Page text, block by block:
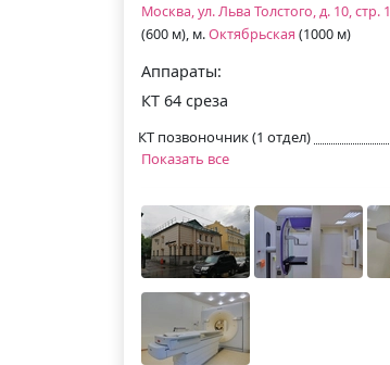
Москва, ул. Льва Толстого, д. 10, стр. 1
(600 м), м.Октябрьская (1000 м)
Аппараты:
КТ 64 среза
КТ позвоночник (1 отдел)
Показать все